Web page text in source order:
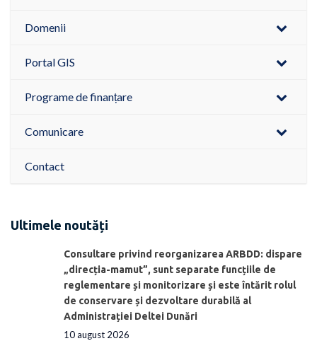
Domenii
Portal GIS
Programe de finanțare
Comunicare
Contact
Ultimele noutăți
Consultare privind reorganizarea ARBDD: dispare
„direcția-mamut”, sunt separate funcțiile de
reglementare și monitorizare și este întărit rolul
de conservare și dezvoltare durabilă al
Administrației Deltei Dunări
10 august 2026